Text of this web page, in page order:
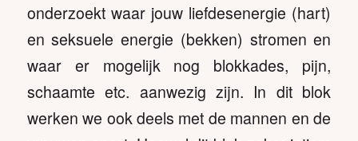
onderzoekt waar jouw liefdesenergie (hart)
en seksuele energie (bekken) stromen en
waar er mogelijk nog blokkades, pijn,
schaamte etc. aanwezig zijn. In dit blok
werken we ook deels met de mannen en de